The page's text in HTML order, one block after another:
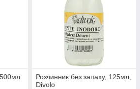
Розчинник без запаху, 125мл,
Divolo